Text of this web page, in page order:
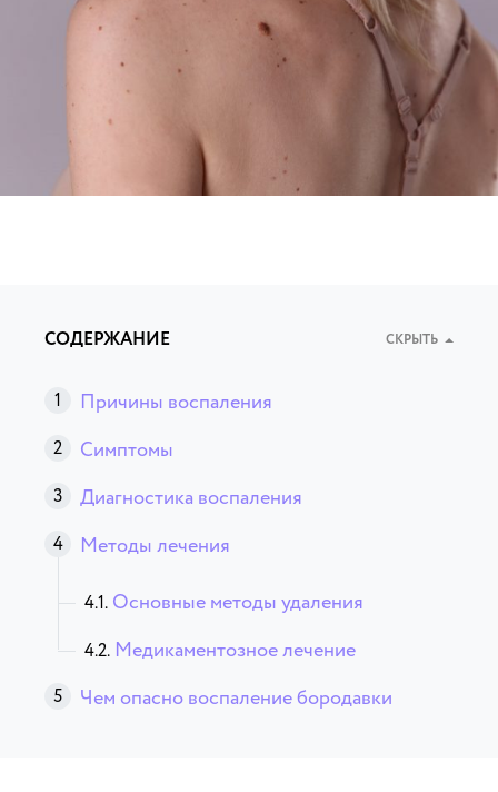
СОДЕРЖАНИЕ СКРЫТЬ
Причины воспаления
Симптомы
Диагностика воспаления
Методы лечения
Основные методы удаления
Медикаментозное лечение
Чем опасно воспаление бородавки